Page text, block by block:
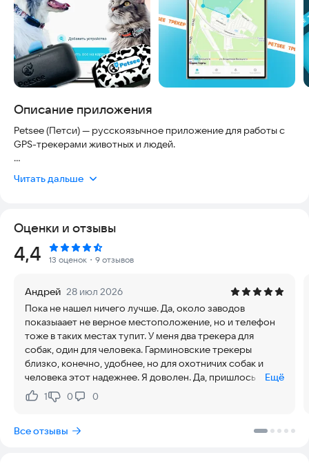
Описание приложения
Petsee (Петси) — русскоязычное приложение для работы с
GPS-трекерами животных и людей.
птицы — следите за каждым хвостиком и копытцем в одном
А ещё можно подключить SOS-кнопки и трекеры для людей
Petsee — чтобы быть спокойнее за близких.
Приложение работает с фирменными трекерами Petsee и
встроенная SIM-карта сразу поддерживает четырёх
российских операторов связи — ничего дополнительно
покупать и настраивать не нужно. И да, всё по-русски:
интерфейс, подсказки и живая техподдержка прямо в
приложении.
Что умеет Petsee: онлайн-карта в реальном времени —
смотрите перемещение питомца на привычных картах:
Яндекс Карты, 2ГИС, Google, OpenStreetMap и Apple Maps.
Читать дальше
Оценки и отзывы
Рейтинг:
4,4 13 оценок ・9 отзывов
Андрей 28 июл 2026
Пока не нашел ничего лучше. Да, около заводов
показыаает не верное местоположение, но и телефон
тоже в таких местах тупит. У меня два трекера для
собак, один для человека. Гарминовские трекеры
близко, конечно, удобнее, но для охотничих собак и
человека этот надежнее. Я доволен. Да, пришлось в
службу поддержки обратиться, отреагировали и
помоглибтут же. Молодцы ребята.
Ещё
Нравится:
1Не нравится:
0 0
Все отзывы